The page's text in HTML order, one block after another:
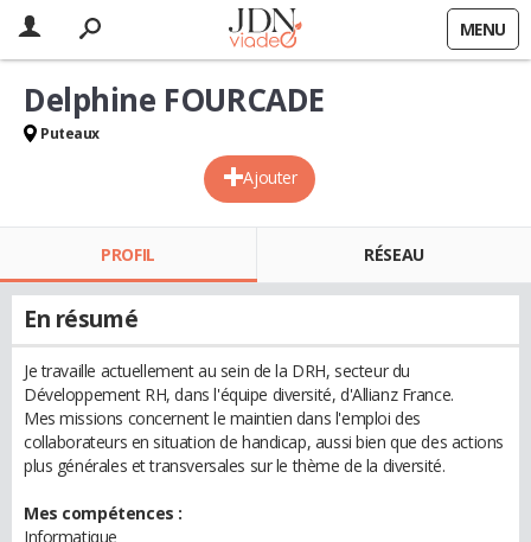
MENU
Ajouter
Delphine FOURCADE
Puteaux
PROFIL RÉSEAU
En résumé
Je travaille actuellement au sein de la DRH, secteur du
Développement RH, dans l'équipe diversité, d'Allianz France.
Mes missions concernent le maintien dans l'emploi des
collaborateurs en situation de handicap, aussi bien que des actions
plus générales et transversales sur le thème de la diversité.
Mes compétences :
Informatique